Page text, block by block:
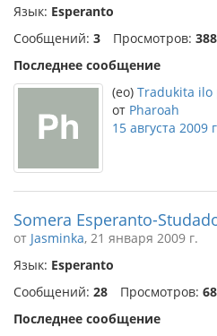
Язык: Esperanto
Сообщений: 3 Просмотров:
Последнее сообщение
(eo) Tradukita ilo
от Pharoah
15 августа 2009
Somera Esperanto-
от Jasminka, 21 января 2009 г.
Язык: Esperanto
Сообщений: 28 Просмотров:
Последнее сообщение